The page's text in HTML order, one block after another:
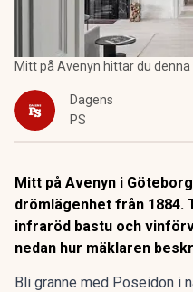
Mitt på Avenyn hittar du
Dagens
PS
Mitt på Avenyn i
drömlägenhet från 1884.
infraröd bastu och
nedan hur mäklaren
Bli granne med Poseidon i